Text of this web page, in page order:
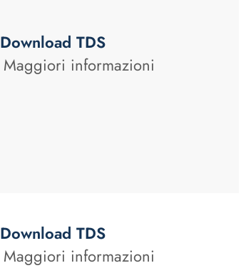
Download TDS
Maggiori informazioni
Download TDS
Maggiori informazioni